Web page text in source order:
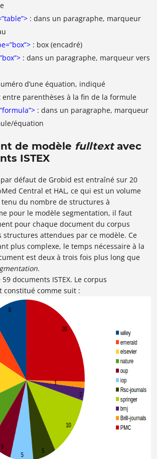
: dans un paragraphe, marqueur
: box (encadré)
: dans un paragraphe, marqueur vers
d’une équation, indiqué
entre parenthèses à la fin de la formule
: dans un paragraphe, marqueur
équation
de modèle fulltextavec
ISTEX
défaut de Grobid est entraîné sur 20
Central et HAL, ce qui est un volume
du nombre de structures à
pour le modèle segmentation, il faut
pour chaque document du corpus
structures attendues par ce modèle. Ce
plus complexe, le temps nécessaire à la
est deux à trois fois plus long que
.
documents ISTEX. Le corpus
constitué comme suit :